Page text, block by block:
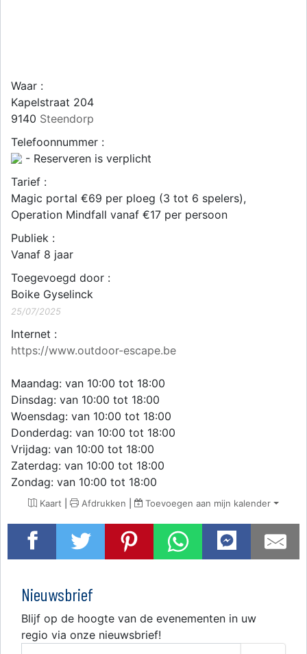
Waar :
Kapelstraat 204
9140 Steendorp
Telefoonnummer :
- Reserveren is verplicht
Tarief :
Magic portal €69 per ploeg (3 tot 6 spelers),
Operation Mindfall vanaf €17 per persoon
Publiek :
Vanaf 8 jaar
Toegevoegd door :
Boike Gyselinck
25/07/2025
Internet :
https://www.outdoor-escape.be
Maandag: van 10:00 tot 18:00
Dinsdag: van 10:00 tot 18:00
Woensdag: van 10:00 tot 18:00
Donderdag: van 10:00 tot 18:00
Vrijdag: van 10:00 tot 18:00
Zaterdag: van 10:00 tot 18:00
Zondag: van 10:00 tot 18:00
Kaart | Afdrukken | Toevoegen aan mijn kalender
Nieuwsbrief
Blijf op de hoogte van de evenementen in uw
regio via onze nieuwsbrief!